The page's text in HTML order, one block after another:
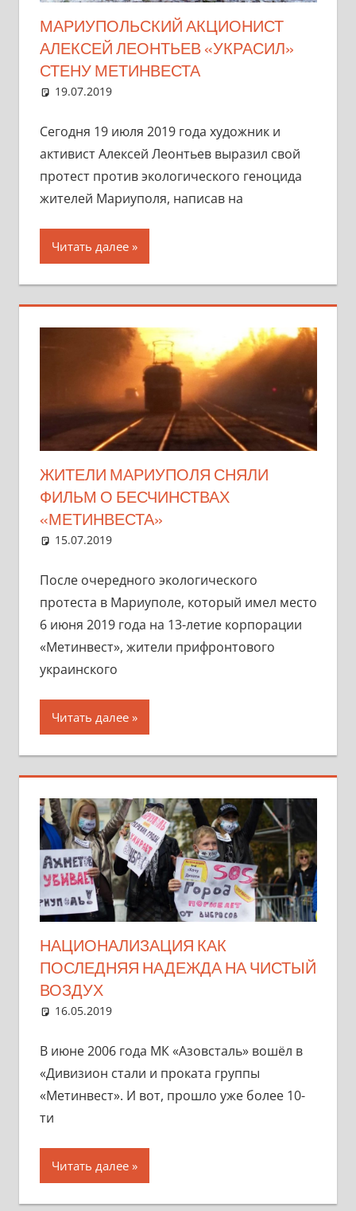
МАРИУПОЛЬСКИЙ АКЦИОНИСТ
АЛЕКСЕЙ ЛЕОНТЬЕВ «УКРАСИЛ»
СТЕНУ МЕТИНВЕСТА
19.07.2019
Сегодня 19 июля 2019 года художник и
активист Алексей Леонтьев выразил свой
протест против экологического геноцида
жителей Мариуполя, написав на
Читать далее
ЖИТЕЛИ МАРИУПОЛЯ СНЯЛИ
ФИЛЬМ О БЕСЧИНСТВАХ
«МЕТИНВЕСТА»
15.07.2019
После очередного экологического
протеста в Мариуполе, который имел место
6 июня 2019 года на 13-летие корпорации
«Метинвест», жители прифронтового
украинского
Читать далее
НАЦИОНАЛИЗАЦИЯ КАК
ПОСЛЕДНЯЯ НАДЕЖДА НА ЧИСТЫЙ
ВОЗДУХ
16.05.2019
В июне 2006 года МК «Азовсталь» вошёл в
«Дивизион стали и проката группы
«Метинвест». И вот, прошло уже более 10-
ти
Читать далее